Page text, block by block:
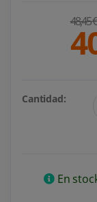
48,45 €
Cantidad:
En